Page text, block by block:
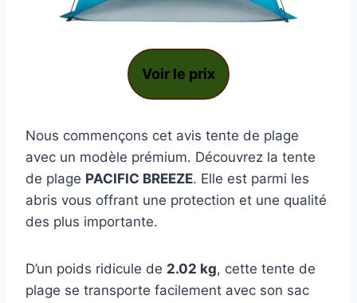
Voir le prix
Nous commençons cet avis tente de plage
avec un modèle prémium. Découvrez la tente
de plage PACIFIC BREEZE. Elle est parmi les
abris vous offrant une protection et une qualité
des plus importante.
D’un poids ridicule de 2.02 kg, cette tente de
plage se transporte facilement avec son sac